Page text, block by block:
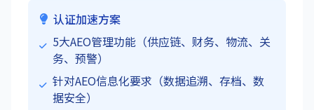
认证加速方案
5大AEO管理功能（供应链、财务、物流、关
务、预警）
针对AEO信息化要求（数据追溯、存档、数
据安全）